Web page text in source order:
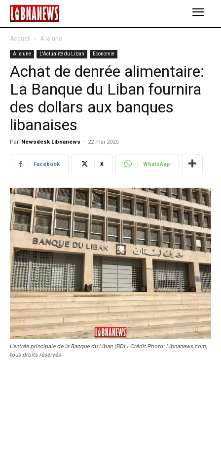
Accueil A la une
A la une L'Actualité du Liban Economie
Achat de denrée alimentaire:
La Banque du Liban fournira
des dollars aux banques
libanaises
Par Newsdesk Libnanews - 22 mai 2020
Facebook X WhatsApp
L'entrée principale de la Banque du Liban (BDL) Crédit Photo: Libnanews.com,
tous droits réservés